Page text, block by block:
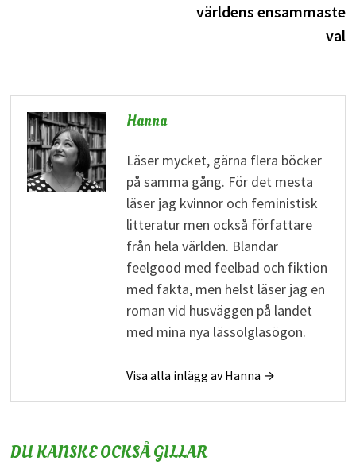
världens ensammaste
val
Hanna
Läser mycket, gärna flera böcker
på samma gång. För det mesta
läser jag kvinnor och feministisk
litteratur men också författare
från hela världen. Blandar
feelgood med feelbad och fiktion
med fakta, men helst läser jag en
roman vid husväggen på landet
med mina nya lässolglasögon.
Visa alla inlägg av Hanna →
DU KANSKE OCKSÅ GILLAR